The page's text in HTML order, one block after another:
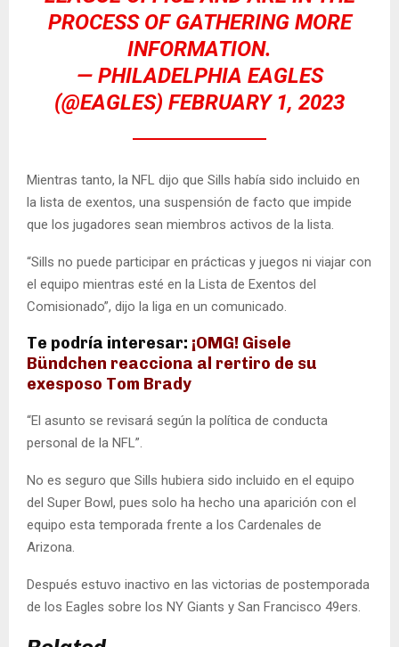
PROCESS OF GATHERING MORE
INFORMATION.
— PHILADELPHIA EAGLES
(@EAGLES) FEBRUARY 1, 2023
Mientras tanto, la NFL dijo que Sills había sido incluido en
la lista de exentos, una suspensión de facto que impide
que los jugadores sean miembros activos de la lista.
“Sills no puede participar en prácticas y juegos ni viajar con
el equipo mientras esté en la Lista de Exentos del
Comisionado”, dijo la liga en un comunicado.
Te podría interesar: ¡OMG! Gisele
Bündchen reacciona al rertiro de su
exesposo Tom Brady
“El asunto se revisará según la política de conducta
personal de la NFL”.
No es seguro que Sills hubiera sido incluido en el equipo
del Super Bowl, pues solo ha hecho una aparición con el
equipo esta temporada frente a los Cardenales de
Arizona.
Después estuvo inactivo en las victorias de postemporada
de los Eagles sobre los NY Giants y San Francisco 49ers.